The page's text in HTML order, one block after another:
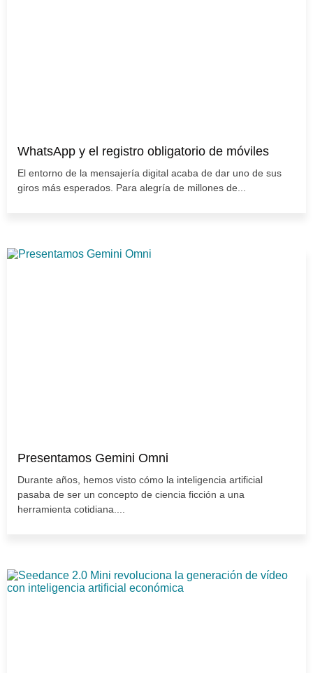
WhatsApp y el registro obligatorio de móviles
El entorno de la mensajería digital acaba de dar uno de sus
giros más esperados. Para alegría de millones de...
Presentamos Gemini Omni
Durante años, hemos visto cómo la inteligencia artificial
pasaba de ser un concepto de ciencia ficción a una
herramienta cotidiana....